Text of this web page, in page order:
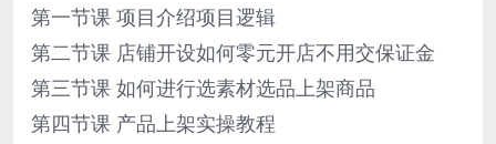
第一节课 项目介绍项目逻辑
第二节课 店铺开设如何零元开店不用交保证金
第三节课 如何进行选素材选品上架商品
第四节课 产品上架实操教程